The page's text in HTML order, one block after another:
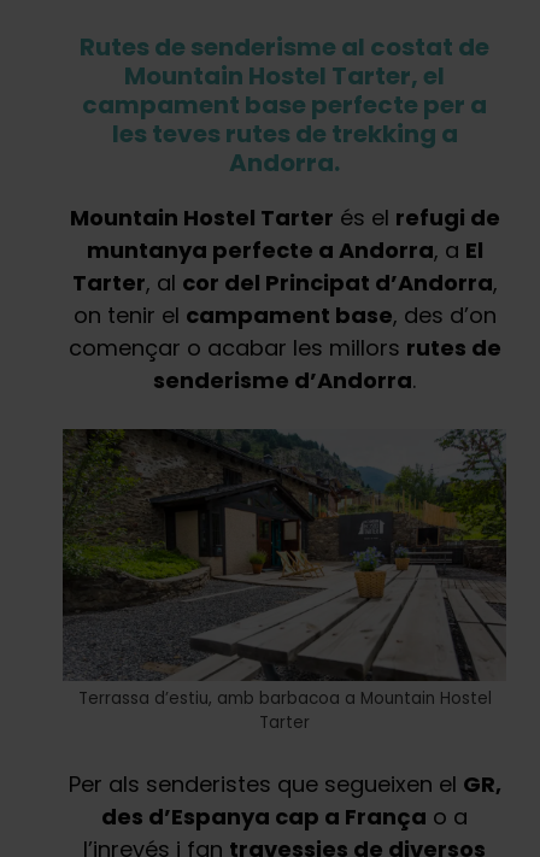
Rutes de senderisme al costat de
Mountain Hostel Tarter, el
campament base perfecte per a
les teves rutes de trekking a
Andorra.
Mountain Hostel Tarter és el refugi de
muntanya perfecte a Andorra, a El
Tarter, al cor del Principat d’Andorra,
on tenir el campament base, des d’on
començar o acabar les millors rutes de
senderisme d’Andorra.
Terrassa d’estiu, amb barbacoa a Mountain Hostel
Tarter
Per als senderistes que segueixen el GR,
des d’Espanya cap a França o a
l’inrevés i fan travessies de diversos